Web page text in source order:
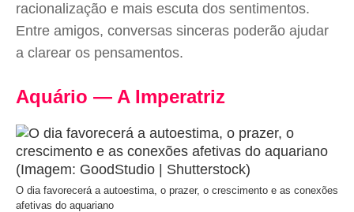
racionalização e mais escuta dos sentimentos.
Entre amigos, conversas sinceras poderão ajudar
a clarear os pensamentos.
Aquário — A Imperatriz
O dia favorecerá a autoestima, o prazer, o crescimento e as conexões
afetivas do aquariano